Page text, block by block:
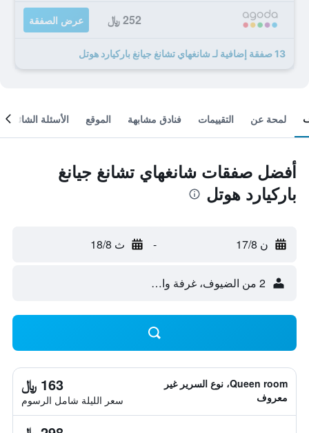
252 ﷼ عرض الصفقة
13 صفقة إضافية لـ شانغهاي تشانغ جيانغ باركيارد هوتل
لمحة عن التقييمات فنادق مشابهة الموقع الأسئلة الشائعة
أفضل صفقات شانغهاي تشانغ جيانغ
باركيارد هوتل
ن 17/8 - ث 18/8
2 من الضيوف، غرفة واحدة
Queen room، نوع السرير غير
معروف
163 ﷼
سعر الليلة شامل الرسوم